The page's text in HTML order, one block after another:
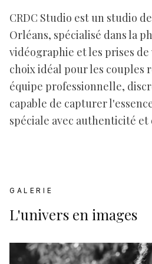
CRDC Studio est un studio
Orléans, spécialisé dans la
vidéographie et les prises
choix idéal pour les couples
équipe professionnelle,
capable de capturer
spéciale avec authenticité et
GALERIE
L'univers en images